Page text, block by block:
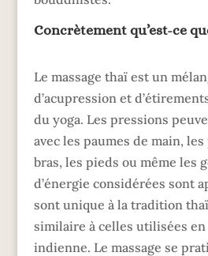
Concrètement qu’est-ce
Le massage thaï est un
d’acupression et
du yoga. Les pressions
avec les paumes de main,
bras, les pieds ou même les
d’énergie considérées sont
sont unique à la tradition
similaire à celles utilisées en
indienne. Le massage se